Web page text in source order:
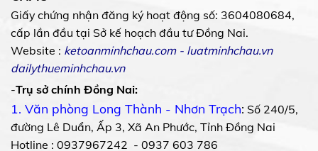
Giấy chứng nhận đăng ký hoạt động số: 3604080684,
cấp lần đầu tại Sở kế hoạch đầu tư Đồng Nai.
Website : ketoanminhchau.com- luatminhchau.vn
dailythueminhchau.vn
-Trụ sở chính Đồng Nai:
1. Văn phòng Long Thành - Nhơn Trạch: Số 240/5,
đường Lê Duẩn, Ấp 3, Xã An Phước, Tỉnh Đồng Nai
Hotline : 0937967242 - 0937 603 786